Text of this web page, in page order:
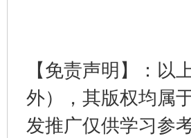
【免责声明】：
外），其版权均属
发推广仅供学习参